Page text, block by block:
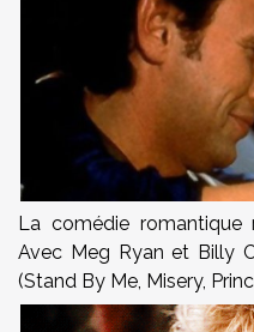
La comédie romantique
Avec Meg Ryan et Billy
(Stand By Me, Misery,